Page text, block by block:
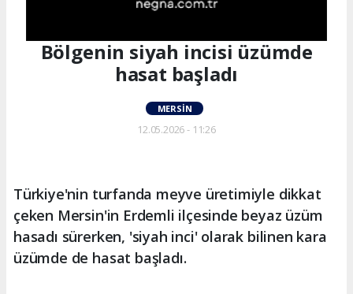
Bölgenin siyah incisi üzümde
hasat başladı
MERSIN
12.05.2026 - 11:26
Türkiye'nin turfanda meyve üretimiyle dikkat
çeken Mersin'in Erdemli ilçesinde beyaz üzüm
hasadı sürerken, 'siyah inci' olarak bilinen kara
üzümde de hasat başladı.